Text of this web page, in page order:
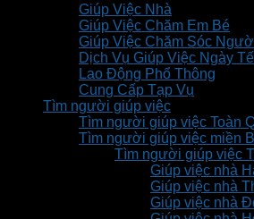
Giúp Việc Nhà
Giúp Việc Chăm Em Bé
Giúp Việc Chăm Sóc
Dịch Vụ Giúp Việc Ngày
Lao Động Phổ Thông
Cung Cấp Tạp Vụ
Tìm người giúp việc
Tìm người giúp việc Toàn
Tìm người giúp việc miền
Tìm người giúp việc
Giúp việc nhà
Giúp việc nhà
Giúp việc nhà